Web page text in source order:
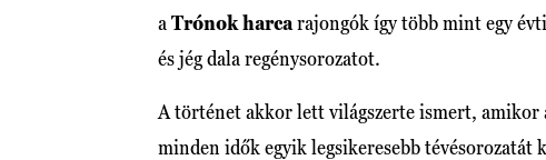
a Trónok harcarajongók így több mint egy
és jég dala regénysorozatot.
A történet akkor lett világszerte ismert, amikor
minden idők egyik legsikeresebb tévésorozatát